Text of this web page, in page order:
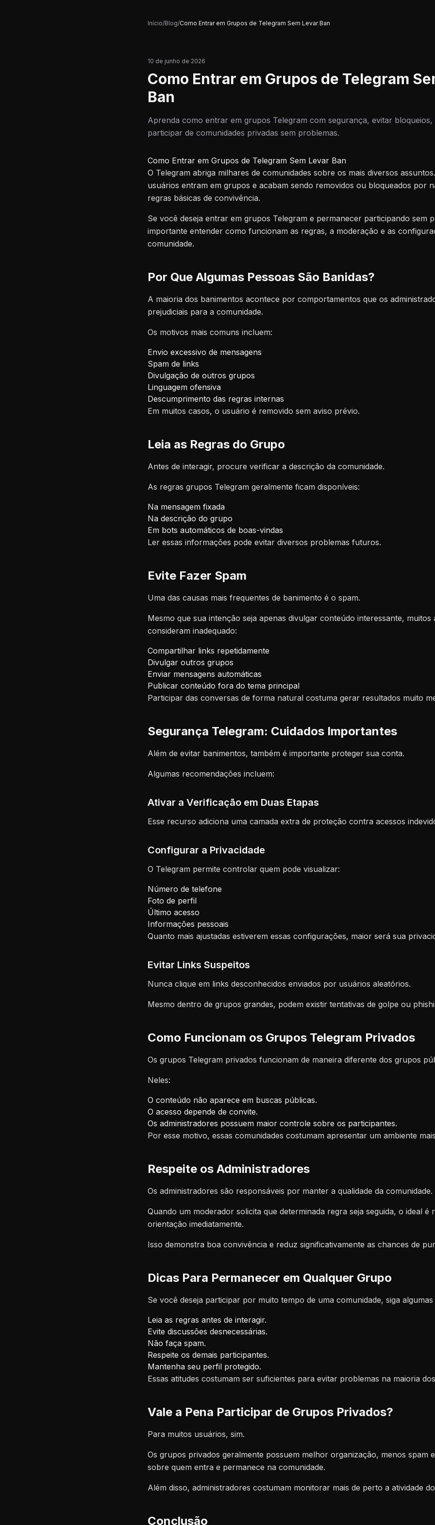
Início/Blog/Como Entrar em Grupos de Telegram Sem Levar Ban
10 de junho de 2026
Como Entrar em Grupos de Telegram
Ban
Aprenda como entrar em grupos Telegram com segurança, evitar
participar de comunidades privadas sem problemas.
Como Entrar em Grupos de Telegram Sem Levar Ban
O Telegram abriga milhares de comunidades sobre os mais diversos
usuários entram em grupos e acabam sendo removidos ou bloqueados por
regras básicas de convivência.
Se você deseja entrar em grupos Telegram e permanecer participando sem
importante entender como funcionam as regras, a moderação e as
comunidade.
Por Que Algumas Pessoas São Banidas?
A maioria dos banimentos acontece por comportamentos que os
prejudiciais para a comunidade.
Os motivos mais comuns incluem:
Envio excessivo de mensagens
Spam de links
Divulgação de outros grupos
Linguagem ofensiva
Descumprimento das regras internas
Em muitos casos, o usuário é removido sem aviso prévio.
Leia as Regras do Grupo
Antes de interagir, procure verificar a descrição da comunidade.
As regras grupos Telegram geralmente ficam disponíveis:
Na mensagem fixada
Na descrição do grupo
Em bots automáticos de boas-vindas
Ler essas informações pode evitar diversos problemas futuros.
Evite Fazer Spam
Uma das causas mais frequentes de banimento é o spam.
Mesmo que sua intenção seja apenas divulgar conteúdo interessante, muitos
consideram inadequado:
Compartilhar links repetidamente
Divulgar outros grupos
Enviar mensagens automáticas
Publicar conteúdo fora do tema principal
Participar das conversas de forma natural costuma gerar resultados muito
Segurança Telegram: Cuidados Importantes
Além de evitar banimentos, também é importante proteger sua conta.
Algumas recomendações incluem:
Ativar a Verificação em Duas Etapas
Esse recurso adiciona uma camada extra de proteção contra acessos
Configurar a Privacidade
O Telegram permite controlar quem pode visualizar:
Número de telefone
Foto de perfil
Último acesso
Informações pessoais
Quanto mais ajustadas estiverem essas configurações, maior será sua
Evitar Links Suspeitos
Nunca clique em links desconhecidos enviados por usuários aleatórios.
Mesmo dentro de grupos grandes, podem existir tentativas de golpe ou
Como Funcionam os Grupos Telegram Privados
Os grupos Telegram privados funcionam de maneira diferente dos grupos
Neles:
O conteúdo não aparece em buscas públicas.
O acesso depende de convite.
Os administradores possuem maior controle sobre os participantes.
Por esse motivo, essas comunidades costumam apresentar um ambiente
Respeite os Administradores
Os administradores são responsáveis por manter a qualidade da comunidade.
Quando um moderador solicita que determinada regra seja seguida, o ideal é
orientação imediatamente.
Isso demonstra boa convivência e reduz significativamente as chances de
Dicas Para Permanecer em Qualquer Grupo
Se você deseja participar por muito tempo de uma comunidade, siga
Leia as regras antes de interagir.
Evite discussões desnecessárias.
Não faça spam.
Respeite os demais participantes.
Mantenha seu perfil protegido.
Essas atitudes costumam ser suficientes para evitar problemas na maioria
Vale a Pena Participar de Grupos Privados?
Para muitos usuários, sim.
Os grupos privados geralmente possuem melhor organização, menos spam
sobre quem entra e permanece na comunidade.
Além disso, administradores costumam monitorar mais de perto a atividade
Conclusão